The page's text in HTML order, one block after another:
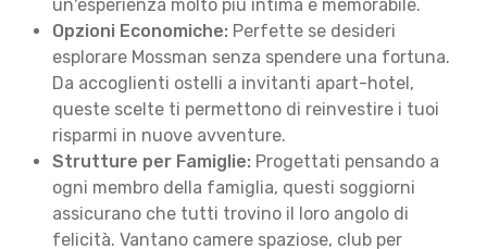
un'esperienza molto più intima e memorabile.
Opzioni Economiche: Perfette se desideri
esplorare Mossman senza spendere una fortuna.
Da accoglienti ostelli a invitanti apart-hotel,
queste scelte ti permettono di reinvestire i tuoi
risparmi in nuove avventure.
Strutture per Famiglie: Progettati pensando a
ogni membro della famiglia, questi soggiorni
assicurano che tutti trovino il loro angolo di
felicità. Vantano camere spaziose, club per